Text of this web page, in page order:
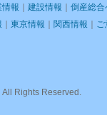
情報 ｜ 建設情報 ｜ 倒産総合
｜ 東京情報 ｜ 関西情報 ｜
Rights Reserved.